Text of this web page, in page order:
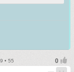
• 55